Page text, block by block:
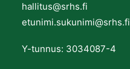
hallitus@srhs.fi
etunimi.sukunimi@srhs.fi
Y-tunnus: 3034087-4